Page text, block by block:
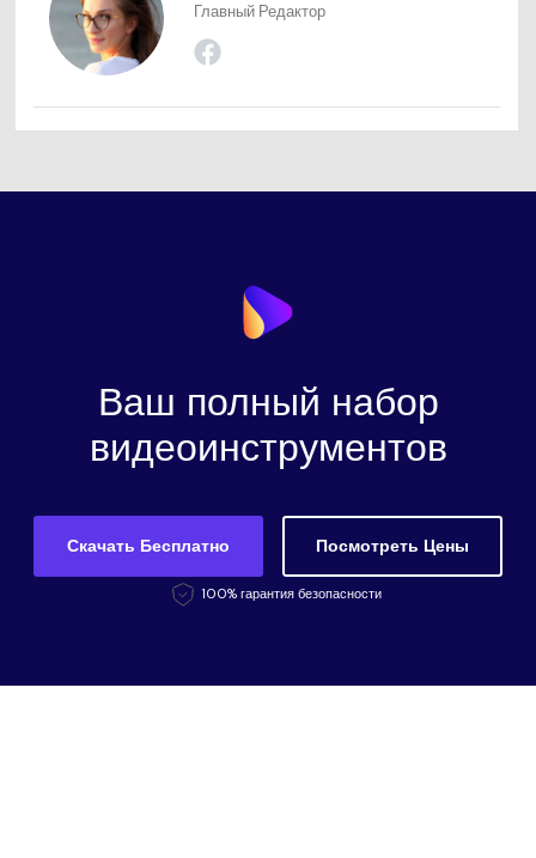
Главный Редактор
Ваш полный набор
видеоинструментов
Скачать Бесплатно Посмотреть Цены
100% гарантия безопасности